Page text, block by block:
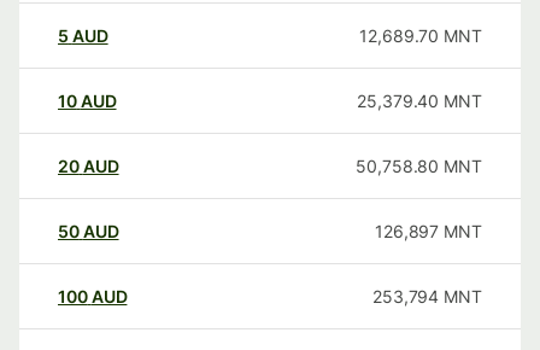
5 AUD 12,689.70 MNT
10AUD 25,379.40 MNT
20AUD 50,758.80 MNT
50AUD 126,897 MNT
100AUD 253,794 MNT